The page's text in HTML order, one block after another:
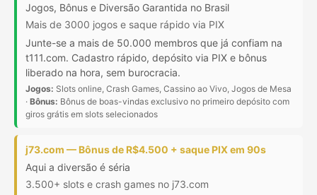
Jogos, Bônus e Diversão Garantida no Brasil
Mais de 3000 jogos e saque rápido via PIX
Junte-se a mais de 50.000 membros que já confiam na
t111.com. Cadastro rápido, depósito via PIX e bônus
liberado na hora, sem burocracia.
Jogos: Slots online, Crash Games, Cassino ao Vivo, Jogos de Mesa
· Bônus: Bônus de boas-vindas exclusivo no primeiro depósito com
giros grátis em slots selecionados
j73.com — Bônus de R$4.500 + saque PIX em 90s
Aqui a diversão é séria
3.500+ slots e crash games no j73.com